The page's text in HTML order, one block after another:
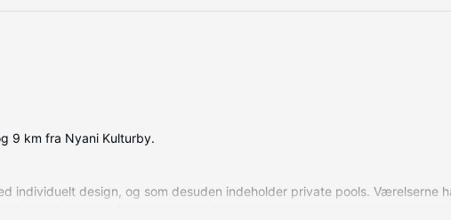
9 km fra Nyani Kulturby.
individuelt design, og som desuden indeholder private pools. Værelserne